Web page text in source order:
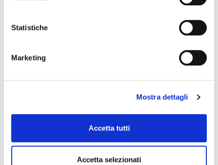
Statistiche
Marketing
Mostra dettagli
Accetta tutti
Accetta selezionati
Leggio 100/5 XL